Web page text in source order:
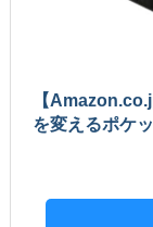
【
を変えるポケ